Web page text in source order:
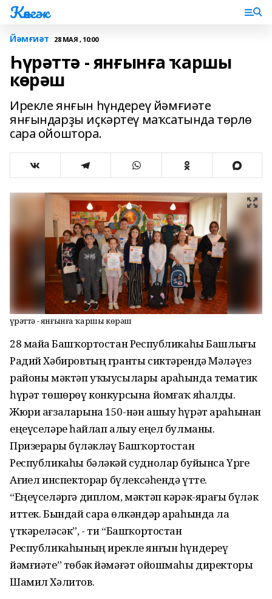
Көнгәк
Йәмғиәт 28 МАЯ , 10:00
Һүрәттә - янғынға ҡаршы
көрәш
Ирекле янғын һүндереү йәмғиәте
янғындарҙы иҫкәртеү маҡсатында төрлө
сара ойоштора.
Һүрәттә - янғынға ҡаршы көрәш
28 майҙа Башҡортостан Республикаһы Башлығы
Радий Хәбировтың гранты сиктәрендә Мәләүез
районы мәктәп уҡыусылары араһында тематик
һүрәт төшөрөү конкурсына йомғаҡ яһалды.
Жюри ағзаларына 150-нән ашыу һүрәт араһынан
еңеүселәрҙе һайлап алыу еңел булманы.
Призерҙарҙы бүләкләү Башҡортостан
Республикаһы бәләкәй суднолар буйынса Үрге
Ағиҙел инспекторҙар бүлексәһендә үтте.
“Еңеүселәргә диплом, мәктәп кәрәк-ярағы бүләк
иттек. Бындай сара өлкәндәр араһында ла
үткәреләсәк”, - ти “Башҡортостан
Республикаһының ирекле янғын һүндереү
йәмғиәте” төбәк йәмәғәт ойошмаһы директоры
Шамил Хәлитов.